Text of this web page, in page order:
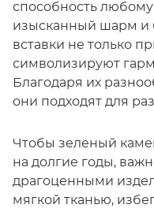
способность
изысканный шарм и
вставки не только
символизируют
Благодаря их
они подходят для
Чтобы зеленый
на долгие годы,
драгоценными
мягкой тканью,